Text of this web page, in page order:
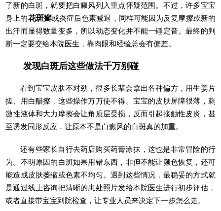
了新的白斑，就要把白癜风列入重点怀疑范围。不过，许多宝宝
身上的花斑癣或炎症后色素减退，同样可能因为反复摩擦或新的
出汗而显得数量变多，所以动态变化并不能一锤定音。最终的判
断一定要交给本院医生，靠肉眼和经验总会有偏差。
发现白斑后这些做法千万别碰
看到宝宝皮肤不对劲，很多长辈会拿出各种偏方，用生姜片
搓、用白醋擦，这些操作万万使不得。宝宝的皮肤屏障很薄，刺
激性液体和大力摩擦会让角质层受损，反而引起接触性皮炎，甚
至诱发同形反应，让原本不是白癜风的白斑真的加重。
还有些家长自行去药店购买药膏涂抹，这也是非常冒险的行
为。不明原因的白斑如果用错东西，非但不能让颜色恢复，还可
能造成皮肤萎缩或色素不均匀。遇到这些情况，最稳妥的方式就
是通过线上咨询把清晰的患处照片发给本院医生进行初步评估，
或者直接带宝宝到院检查，让专业人员来决定下一步怎么走。